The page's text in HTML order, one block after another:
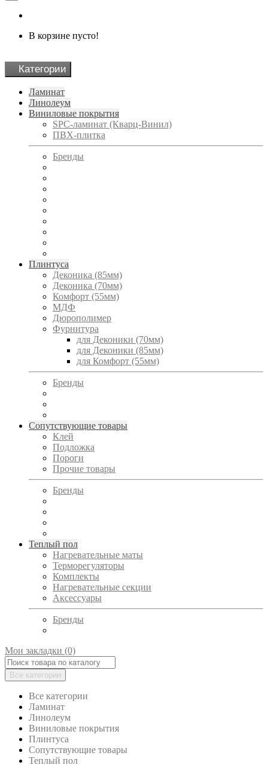
В корзине пусто!
Категории
Ламинат
Линолеум
Виниловые покрытия
SPC-ламинат (Кварц-Винил)
ПВХ-плитка
Бренды
Плинтуса
Деконика (85мм)
Деконика (70мм)
Комфорт (55мм)
МДФ
Дюрополимер
Фурнитура
для Деконики (70мм)
для Деконики (85мм)
для Комфорт (55мм)
Бренды
Сопутствующие товары
Клей
Подложка
Пороги
Прочие товары
Бренды
Теплый пол
Нагревательные маты
Терморегуляторы
Комплекты
Нагревательные секции
Аксессуары
Бренды
Мои закладки (0)
Все категории
Все категории
Ламинат
Линолеум
Виниловые покрытия
Плинтуса
Сопутствующие товары
Теплый пол